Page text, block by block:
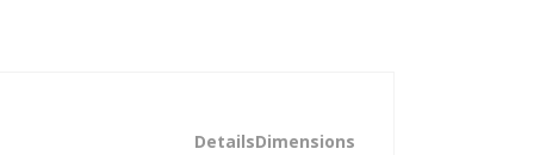
DetailsDimensions